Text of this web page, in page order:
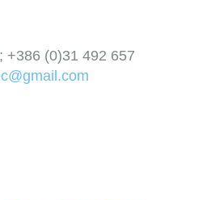
+386 (0)31 492 657